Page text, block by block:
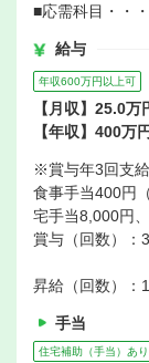
■応需科目・・
給与
年収600万円以上可
【月収】25.0
【年収】400万
※賞与年3回支
食事手当400円
宅手当8,000円
賞与（回数）：3
昇給（回数）：1
手当
住宅補助（手当）あり